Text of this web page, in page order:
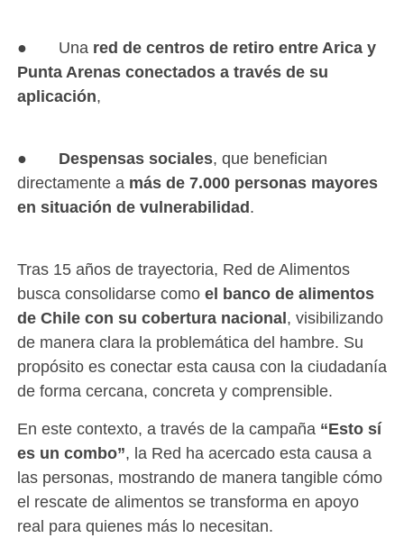
● Una red de centros de retiro entre Arica y
Punta Arenas conectados a través de su
aplicación,
● Despensas sociales, que benefician
directamente a más de 7.000 personas mayores
en situación de vulnerabilidad.
Tras 15 años de trayectoria, Red de Alimentos
busca consolidarse como el banco de alimentos
de Chile con su cobertura nacional, visibilizando
de manera clara la problemática del hambre. Su
propósito es conectar esta causa con la ciudadanía
de forma cercana, concreta y comprensible.
En este contexto, a través de la campaña “Esto sí
es un combo”, la Red ha acercado esta causa a
las personas, mostrando de manera tangible cómo
el rescate de alimentos se transforma en apoyo
real para quienes más lo necesitan.